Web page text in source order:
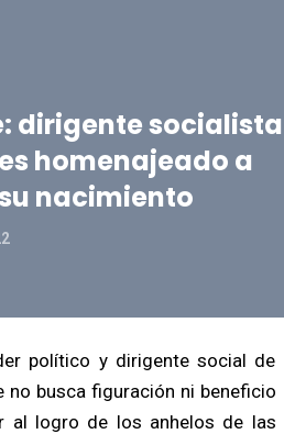
dirigente socialista
homenajeado a
nacimiento
político y dirigente social de
busca figuración ni beneficio
al logro de los anhelos de las